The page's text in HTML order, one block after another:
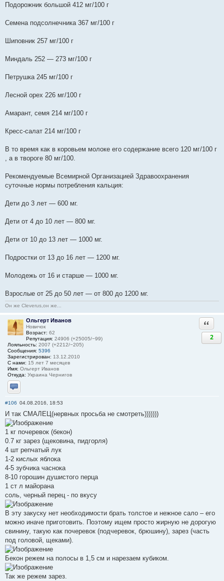
Подорожник большой 412 мг/100 г
Семена подсолнечника 367 мг/100 г
Шиповник 257 мг/100 г
Миндаль 252 — 273 мг/100 г
Петрушка 245 мг/100 г
Лесной орех 226 мг/100 г
Амарант, семя 214 мг/100 г
Кресс-салат 214 мг/100 г
В то время как в коровьем молоке его содержание всего 120 мг/100 г
, а в твороге 80 мг/100.
Рекомендуемые Всемирной Организацией Здравоохранения
суточные нормы потребления кальция:
Дети до 3 лет — 600 мг.
Дети от 4 до 10 лет — 800 мг.
Дети от 10 до 13 лет — 1000 мг.
Подростки от 13 до 16 лет — 1200 мг.
Молодежь от 16 и старше — 1000 мг.
Взрослые от 25 до 50 лет — от 800 до 1200 мг.
Он же Cleverus,он же...
Ольгерт Иванов
Новичок
Возраст: 62
Репутация: 24906 (+25005/−99)
Лояльность: 2007 (+2212/−205)
Сообщения: 5396
Зарегистрирован: 13.12.2010
С нами: 15 лет 7 месяцев
Имя: Ольгерт Иванов
Откуда: Украина Чернигов
Отправить личное сообщение
2
#106 04.08.2016, 18:53
И так СМАЛЕЦ(нервных просьба не смотреть)))))))
1 кг почеревок (бекон)
0.7 кг зарез (щековина, пидгорля)
4 шт репчатый лук
1-2 кислых яблока
4-5 зубчика часнока
8-10 горошин душистого перца
1 ст л майорана
соль, черный перец - по вкусу
В эту закуску нет необходимости брать толстое и нежное сало – его
можно иначе приготовить. Поэтому ищем просто жирную не дорогую
свинину, такую как почеревок (подчеревок, брюшину), зарез (часть
под головой, щеками).
Бекон режем на полосы в 1,5 см и нарезаем кубиком.
Так же режем зарез.